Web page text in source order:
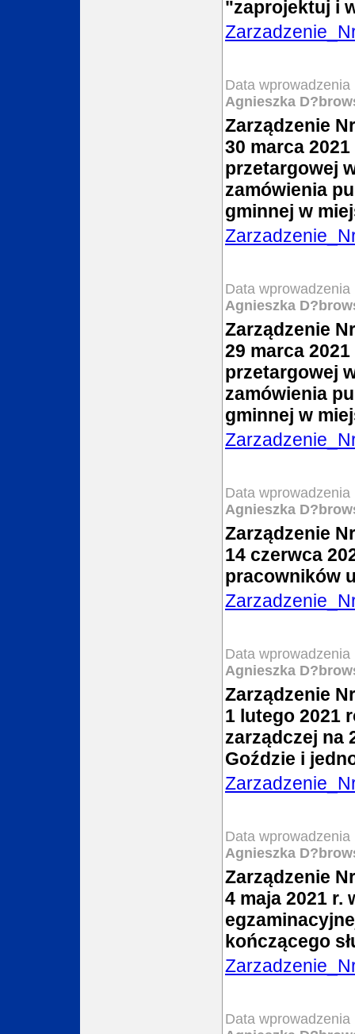
"zaprojektuj i
Data
Agnieszka
Zarządzenie
30 marca
przetargowej
zamówienia
gminnej w
Data
Agnieszka
Zarządzenie
29 marca
przetargowej
zamówienia
gminnej w
Data
Agnieszka
Zarządzenie
14 czerwca
pracowników
Data
Agnieszka
Zarządzenie
1 lutego 2021
zarządczej na
Goździe i
Data
Agnieszka
Zarządzenie
4 maja 2021 r.
kończącego
Data